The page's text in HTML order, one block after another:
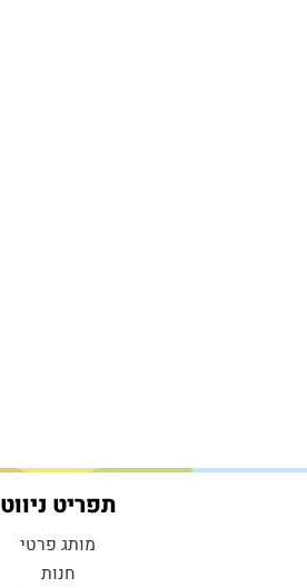
תפריט ניווט
מותג פרטי
חנות